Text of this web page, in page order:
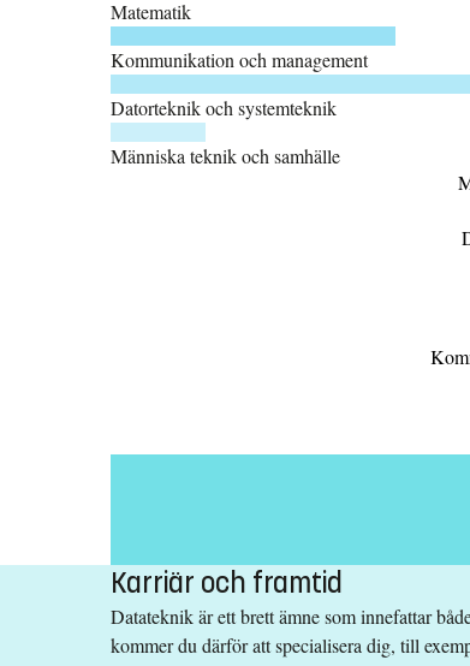
nätverk, att bygga, installera och sköta komplexa datasystem
som mjukvarudesigner, programmerare eller projektledare.
på något av våra masterprogram inom exempelvis trådlösa
Matematik
Kommunikation och management
Datorteknik och systemteknik
Människa teknik och samhälle
Programvara
44
Matematik
16
Kommunikation
och
9
Karriär och framtid
Datateknik är ett brett ämne som innefattar
kommer du därför att specialisera dig, till